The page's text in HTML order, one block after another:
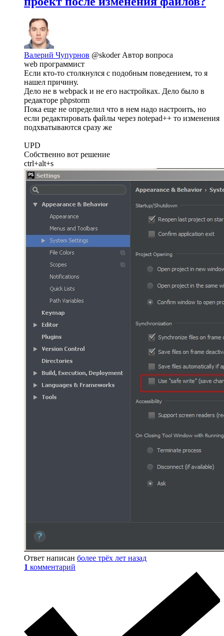
Валерий Чупурнов @skoder Автор вопроса
web программист
Если кто-то столкнулся c подобным поведением, то я
нашел причину.
Дело не в webpack и не его настройках. Дело было в
редакторе phpstorm
Пока еще не определил что в нем надо настроить, но
если редактировать файлы через notepad++ то изменения
подхватываются сразу же
UPD
Собственно вот решение
ctrl+alt+s
Ответ написан более трёх лет назад
1 комментарий